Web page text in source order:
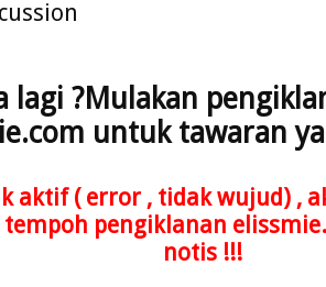
lagi ?Mulakan
untuk tawaran
aktif ( error , tidak wujud) ,
pengiklanan
notis !!!